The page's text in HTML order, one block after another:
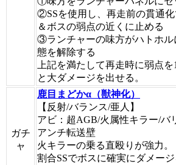
②SSを使用し、再走前の貫通
＆ボスの弱点の近くに止める
③ランチャーの味方がハトホル
態を解除する
上記を満たして再走時に弱点
と大ダメージを出せる。
ガチ
ャ
鹿目まどかα（獣神化）
【反射/バランス/亜人】
アビ：超AGB/火属性キラー/バ
アンチ転送壁
火キラーの乗る直殴りが強力。
割合SSでボスに確実にダメージ